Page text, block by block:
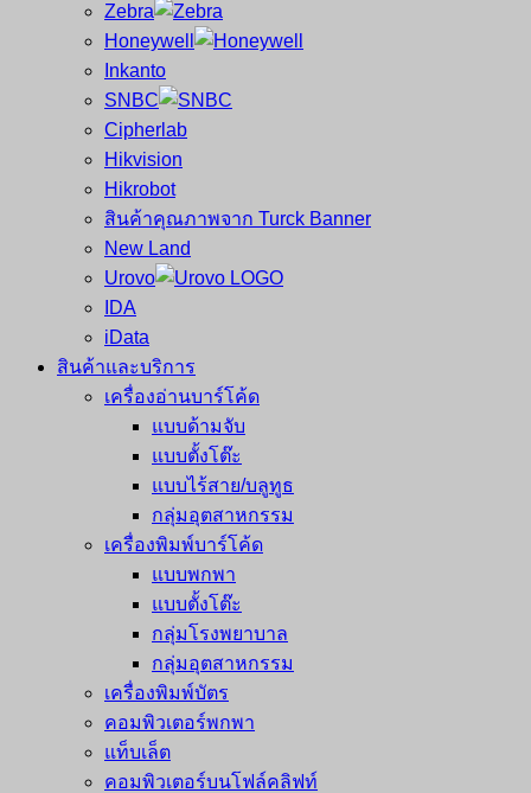
Zebra
Honeywell
Inkanto
SNBC
Cipherlab
Hikvision
Hikrobot
สินค้าคุณภาพจาก Turck Banner
New Land
Urovo
IDA
iData
สินค้าและบริการ
เครื่องอ่านบาร์โค้ด
แบบด้ามจับ
แบบตั้งโต๊ะ
แบบไร้สาย/บลูทูธ
กลุ่มอุตสาหกรรม
เครื่องพิมพ์บาร์โค้ด
แบบพกพา
แบบตั้งโต๊ะ
กลุ่มโรงพยาบาล
กลุ่มอุตสาหกรรม
เครื่องพิมพ์บัตร
คอมพิวเตอร์พกพา
แท็บเล็ต
คอมพิวเตอร์บนโฟล์คลิฟท์